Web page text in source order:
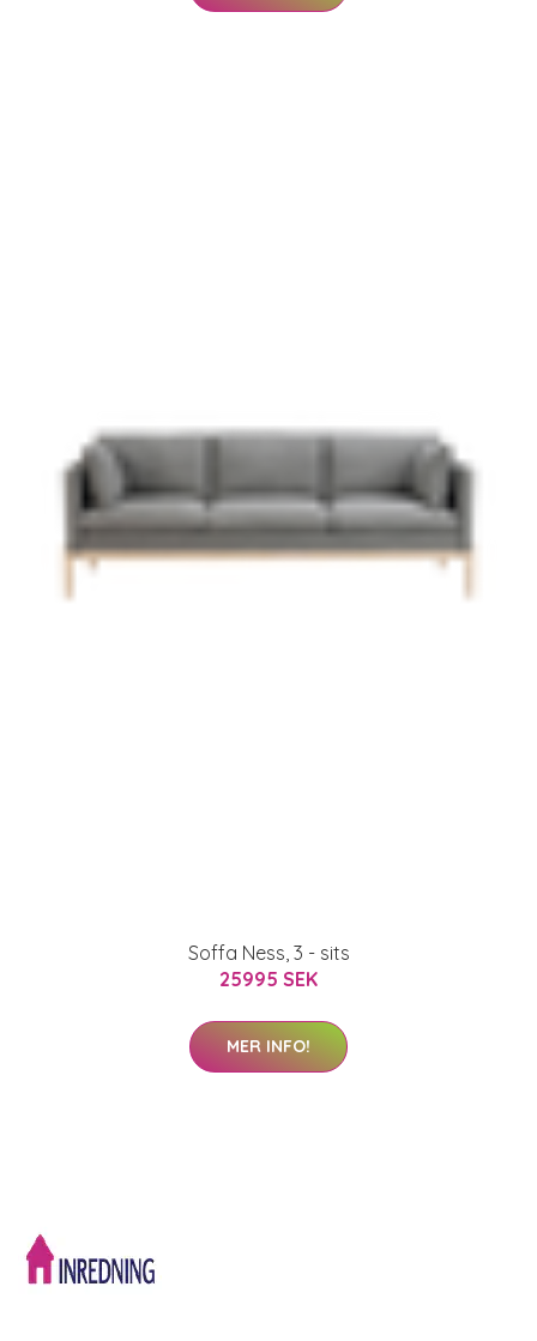
Soffa Ness, 3 - sits
25995 SEK
MER INFO!